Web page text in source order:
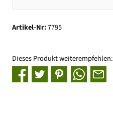
Artikel-Nr:7795
Dieses Produkt weiterempfehlen: